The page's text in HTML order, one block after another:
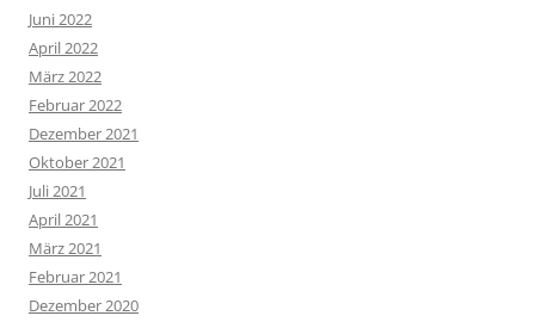
Juni 2022
April 2022
März 2022
Februar 2022
Dezember 2021
Oktober 2021
Juli 2021
April 2021
März 2021
Februar 2021
Dezember 2020